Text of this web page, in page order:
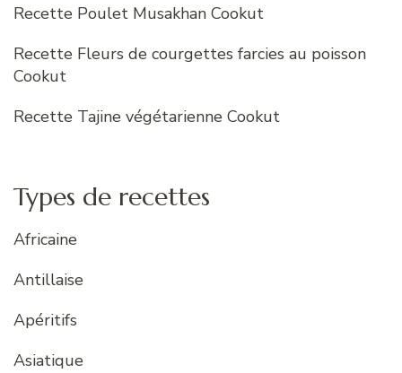
Recette Poulet Musakhan Cookut
Recette Fleurs de courgettes farcies au poisson
Cookut
Recette Tajine végétarienne Cookut
Types de recettes
Africaine
Antillaise
Apéritifs
Asiatique